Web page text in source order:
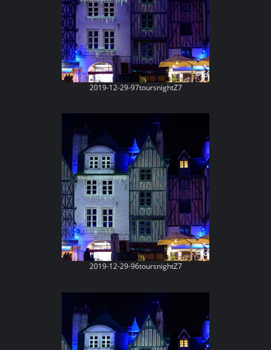
2019-12-29-97toursnightZ7
2019-12-29-96toursnightZ7